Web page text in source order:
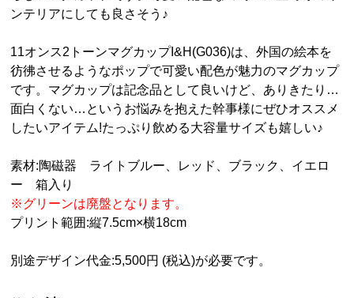
ンテリアにしても良さそう♪
11オンス2トーンマグカップI&H(G036)は、外国の絵本を
彷彿させるようなポップで可愛い配色が魅力のマグカップ
です。マグカップは記念品として良いけど、ありきたり…
面白くない…というお悩みを抱えた幹事様にぜひオススメ
したいアイテム!たっぷり飲める大容量サイズも嬉しい♪
素材:陶磁器 ライトブルー、レッド、ブラック、イエロ
ー 箱入り
※グリーンは廃盤となります。
プリント範囲:縦7.5cm×横18cm
別途デザイン代金:5,500円 (税込)が必要です。